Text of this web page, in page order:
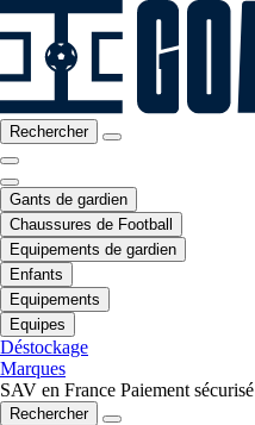
Rechercher
Gants de gardien
Chaussures de Football
Equipements de gardien
Enfants
Equipements
Equipes
Déstockage
Marques
SAV en France Paiement sécurisé
Rechercher